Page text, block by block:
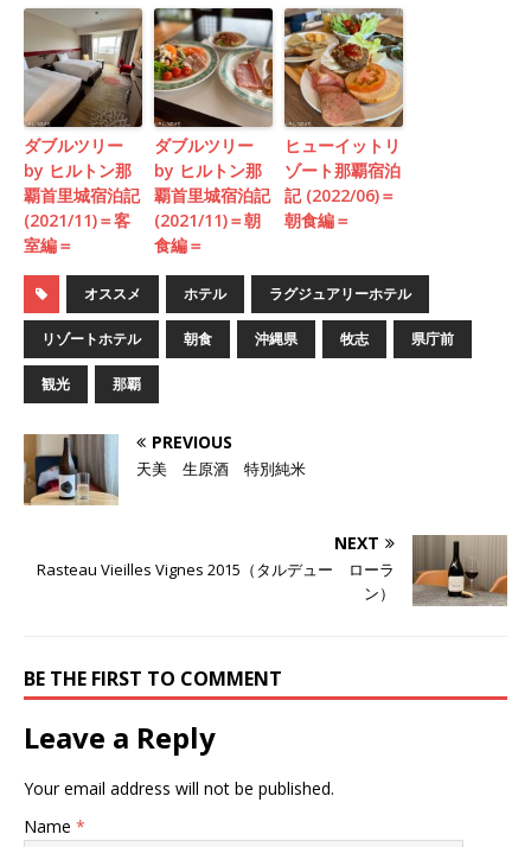
ダブルツリー
by ヒルトン那
覇首里城宿泊記
(2021/11)＝客
室編＝
ダブルツリー
by ヒルトン那
覇首里城宿泊記
(2021/11)＝朝
食編＝
ヒューイットリ
ゾート那覇宿泊
記 (2022/06)＝
朝食編＝
オススメ ホテル ラグジュアリーホテル
リゾートホテル 朝食 沖縄県 牧志 県庁前
観光 那覇
PREVIOUS
天美 生原酒 特別純米
NEXT
Rasteau Vieilles Vignes 2015（タルデュー ローラ
ン）
BE THE FIRST TO COMMENT
Leave a Reply
Your email address will not be published.
Name *